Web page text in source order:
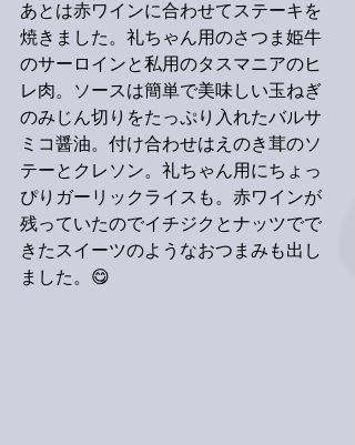
あとは赤ワインに合わせてステーキを
焼きました。礼ちゃん用のさつま姫牛
のサーロインと私用のタスマニアのヒ
レ肉。ソースは簡単で美味しい玉ねぎ
のみじん切りをたっぷり入れたバルサ
ミコ醤油。付け合わせはえのき茸のソ
テーとクレソン。礼ちゃん用にちょっ
ぴりガーリックライスも。赤ワインが
残っていたのでイチジクとナッツでで
きたスイーツのようなおつまみも出し
ました。😋